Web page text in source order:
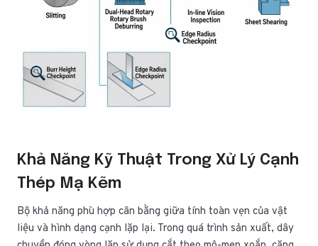
Khả Năng Kỹ Thuật Trong Xử Lý Cạnh
Thép Mạ Kẽm
Bộ khả năng phù hợp cân bằng giữa tính toàn vẹn của vật
liệu và hình dạng cạnh lặp lại. Trong quá trình sản xuất, dây